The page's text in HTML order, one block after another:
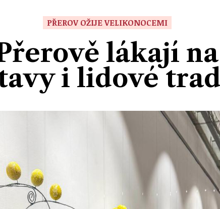
PŘEROV OŽIJE VELIKONOCEMI
lákají
i lidové